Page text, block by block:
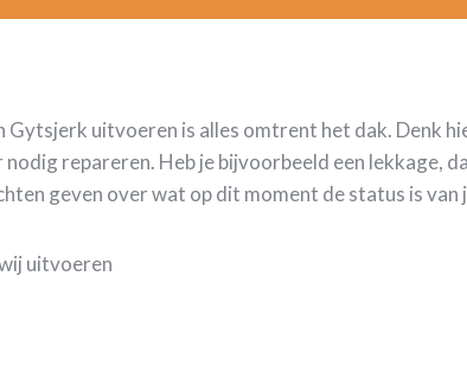
Gytsjerk uitvoeren is alles omtrent het dak. Denk
repareren. Heb je bijvoorbeeld een lekkage,
geven over wat op dit moment de status is van
uitvoeren